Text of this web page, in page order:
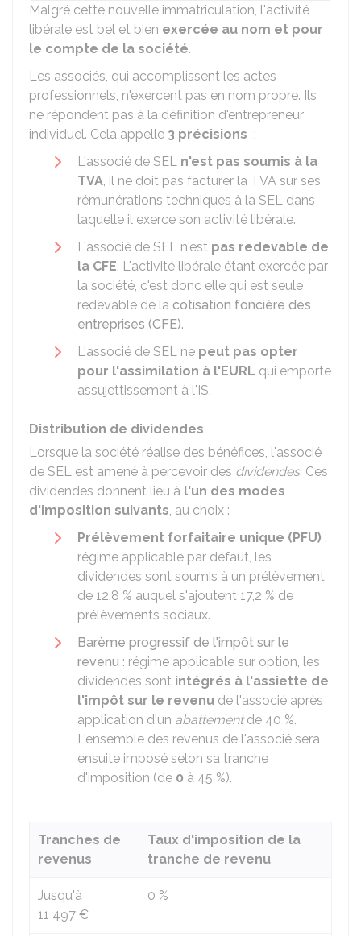
Malgré cette nouvelle immatriculation, l'activité
libérale est bel et bien exercée au nom et pour
le compte de la société.
Les associés, qui accomplissent les actes
professionnels, n'exercent pas en nom propre. Ils
ne répondent pas à la définition d'entrepreneur
individuel. Cela appelle 3 précisions :
L'associé de SEL n'est pas soumis à la
TVA, il ne doit pas facturer la TVA sur ses
rémunérations techniques à la SEL dans
laquelle il exerce son activité libérale.
L'associé de SEL n'est pas redevable de
la CFE. L'activité libérale étant exercée par
la société, c'est donc elle qui est seule
redevable de la cotisation foncière des
entreprises (CFE).
L'associé de SEL ne peut pas opter
pour l'assimilation à l'EURL qui emporte
assujettissement à l'IS.
Distribution de dividendes
Lorsque la société réalise des bénéfices, l'associé
de SEL est amené à percevoir des dividendes. Ces
dividendes donnent lieu à l'un des modes
d'imposition suivants, au choix :
Prélèvement forfaitaire unique (PFU) :
régime applicable par défaut, les
dividendes sont soumis à un prélèvement
de 12,8 % auquel s'ajoutent 17,2 % de
prélèvements sociaux.
Barème progressif de l'impôt sur le
revenu : régime applicable sur option, les
dividendes sont intégrés à l'assiette de
l'impôt sur le revenu de l'associé après
application d'un abattementde 40 %.
L'ensemble des revenus de l'associé sera
ensuite imposé selon sa tranche
d'imposition (de 0 à 45 %).
Tranches de
revenus
Taux d'imposition de la
tranche de revenu
Jusqu'à
11 497 €
0 %